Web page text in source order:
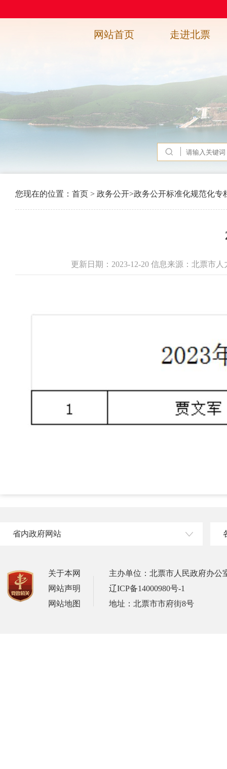
网站首页 走进北票
您现在的位置： 首页 > 政务公开>政务公开标准化规范化专
更新日期：2023-12-20 信息来源：北票市
省内政府网站
关于本网
网站声明
网站地图
主办单位：北票市人民政府办公
辽ICP备14000980号-1
地址：北票市市府街8号